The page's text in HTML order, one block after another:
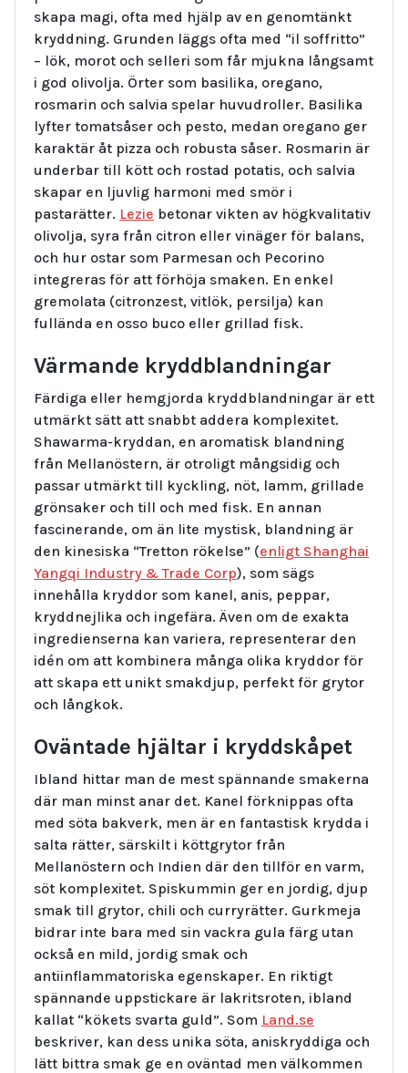
skapa magi, ofta med hjälp av en genomtänkt
kryddning. Grunden läggs ofta med “il soffritto”
– lök, morot och selleri som får mjukna långsamt
i god olivolja. Örter som basilika, oregano,
rosmarin och salvia spelar huvudroller. Basilika
lyfter tomatsåser och pesto, medan oregano ger
karaktär åt pizza och robusta såser. Rosmarin är
underbar till kött och rostad potatis, och salvia
skapar en ljuvlig harmoni med smör i
pastarätter. Lezie betonar vikten av högkvalitativ
olivolja, syra från citron eller vinäger för balans,
och hur ostar som Parmesan och Pecorino
integreras för att förhöja smaken. En enkel
gremolata (citronzest, vitlök, persilja) kan
fullända en osso buco eller grillad fisk.
Värmande kryddblandningar
Färdiga eller hemgjorda kryddblandningar är ett
utmärkt sätt att snabbt addera komplexitet.
Shawarma-kryddan, en aromatisk blandning
från Mellanöstern, är otroligt mångsidig och
passar utmärkt till kyckling, nöt, lamm, grillade
grönsaker och till och med fisk. En annan
fascinerande, om än lite mystisk, blandning är
den kinesiska “Tretton rökelse” (enligt Shanghai
Yangqi Industry & Trade Corp), som sägs
innehålla kryddor som kanel, anis, peppar,
kryddnejlika och ingefära. Även om de exakta
ingredienserna kan variera, representerar den
idén om att kombinera många olika kryddor för
att skapa ett unikt smakdjup, perfekt för grytor
och långkok.
Oväntade hjältar i kryddskåpet
Ibland hittar man de mest spännande smakerna
där man minst anar det. Kanel förknippas ofta
med söta bakverk, men är en fantastisk krydda i
salta rätter, särskilt i köttgrytor från
Mellanöstern och Indien där den tillför en varm,
söt komplexitet. Spiskummin ger en jordig, djup
smak till grytor, chili och curryrätter. Gurkmeja
bidrar inte bara med sin vackra gula färg utan
också en mild, jordig smak och
antiinflammatoriska egenskaper. En riktigt
spännande uppstickare är lakritsroten, ibland
kallat “kökets svarta guld”. Som Land.se
beskriver, kan dess unika söta, aniskryddiga och
lätt bittra smak ge en oväntad men välkommen